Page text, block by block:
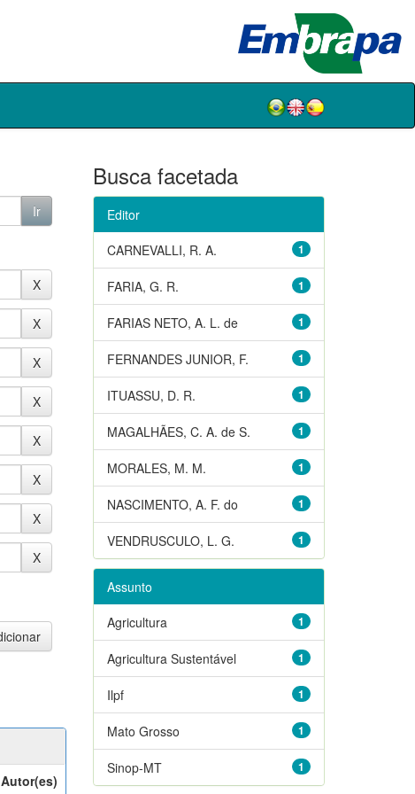
Autor(es)
Busca facetada
Editor
1
CARNEVALLI, R. A.
1
FARIA, G. R.
1
FARIAS NETO, A. L. de
1
FERNANDES JUNIOR, F.
1
ITUASSU, D. R.
1
MAGALHÃES, C. A. de S.
1
MORALES, M. M.
1
NASCIMENTO, A. F. do
1
VENDRUSCULO, L. G.
Assunto
1
Agricultura
1
Agricultura Sustentável
1
Ilpf
1
Mato Grosso
1
Sinop-MT